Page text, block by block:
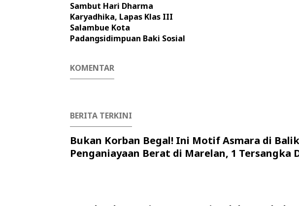
Sambut Hari Dharma
Karyadhika, Lapas Klas III
Salambue Kota
Padangsidimpuan Baki Sosial
KOMENTAR
BERITA TERKINI
Bukan Korban Begal! Ini Motif Asmara di Balik
Penganiayaan Berat di Marelan, 1 Tersangka